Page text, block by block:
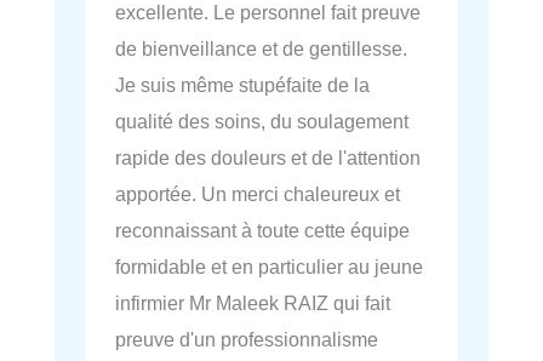
excellente. Le personnel fait preuve
de bienveillance et de gentillesse.
Je suis même stupéfaite de la
qualité des soins, du soulagement
rapide des douleurs et de l'attention
apportée. Un merci chaleureux et
reconnaissant à toute cette équipe
formidable et en particulier au jeune
infirmier Mr Maleek RAIZ qui fait
preuve d'un professionnalisme